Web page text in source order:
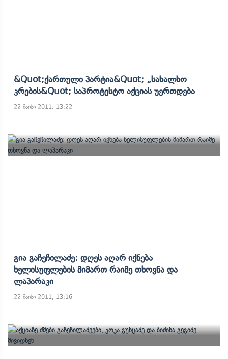
&quot;ქართული Პარტია&quot; „სახალხო
Კრების&quot; Საპროტესტო Აქციას Უერთდება
22 მაისი 2011, 13:22
Გია Გაჩეჩილაძე: Დღეს Აღარ Იქნება
Ხელისუფლების Მიმართ Რაიმე Თხოვნა Და
Ლაპარაკი
22 მაისი 2011, 13:16